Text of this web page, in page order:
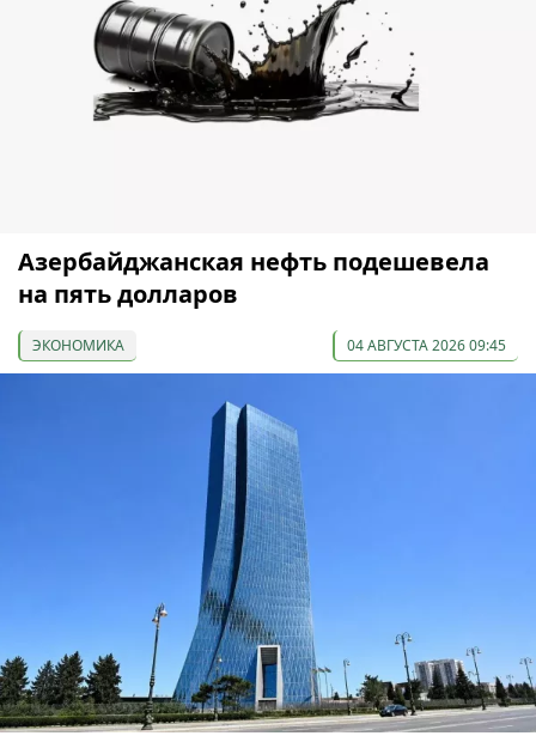
Азербайджанская нефть подешевела
на пять долларов
ЭКОНОМИКА 04 АВГУСТА 2026 09:45